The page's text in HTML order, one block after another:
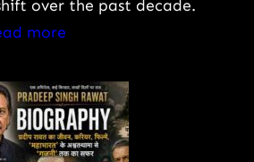
over the past decade.
more
Sabha
Passes
Bill